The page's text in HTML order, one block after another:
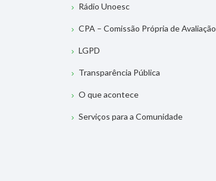
Rádio Unoesc
CPA – Comissão Própria de Avaliação
LGPD
Transparência Pública
O que acontece
Serviços para a Comunidade